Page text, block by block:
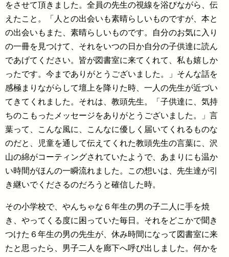
をさせて頂きました。全員の先生の視線を浴びながら、伝
えたこと。「人との出会いも素晴らしいものですが、本と
の出会いもまた、素晴らしいものです。自分のお気に入り
の一冊を見つけて、それをいつの日か自分の子供達に読ん
であげてください。皆が図書室に来てくれて、私も嬉しか
ったです。今までありがとうございました。」そんな話を
感極まりながらして壇上を降りた時、一人の先生が近づい
てきてくれました。それは、教頭先生。「子供達に、気持
ちのこもったメッセージをありがとうございました。」言
葉って、こんな風に、こんなに優しく届いてくれるものな
のだと、児童を通して伝えてくれた教頭先生の言葉に、沢
山の綿がコーティングされていたようで、あまりにも温か
い時間がほんの一瞬流れました。この想いは、先生達が引
き継いでくださるのだろうと確信した時。
その小学校で、やんちゃな６年生の男の子二人に手を焼
き、やってくる度に困っていた毎日。それをどこかで聞き
つけた６年生の男の先生が、休み時間になって図書室に来
たと思ったら、男子二人を廊下へ呼び出しました。何かを